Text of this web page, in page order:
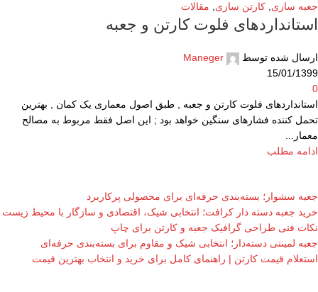
جعبه سازی, کارتن سازی, مقالات
استانداردهای فلوت کارتن و جعبه
ارسال شده توسط
Maneger
15/01/1399
0
استانداردهای فلوت کارتن و جعبه , طبق اصول معماری یک کمان , بهترین
تحمل کننده فشارهای سنگین خواهد بود ; این اصل فقط مربوط به مصالح
معمار...
ادامه مطلب
جعبه سشوار؛ بسته‌بندی حرفه‌ای برای محصولی پرکاربرد
خرید جعبه دسته دار کرافت؛ انتخابی شیک، اقتصادی و سازگار با محیط زیست
نکات فنی طراحی گرافیک جعبه و کارتن برای چاپ
جعبه لمینتی دسته‌دار؛ انتخابی شیک و مقاوم برای بسته‌بندی حرفه‌ای
استعلام قیمت کارتن | راهنمای کامل برای خرید و انتخاب بهترین قیمت